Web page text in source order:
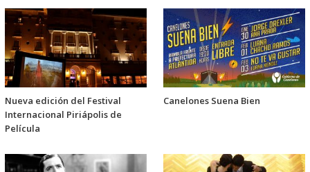
Nueva edición del Festival
Internacional Piriápolis de
Película
Canelones Suena Bien